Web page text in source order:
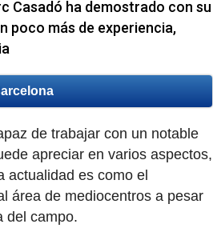
Casadó ha demostrado con su
poco más de experiencia,
de trabajar con un notable
apreciar en varios aspectos,
actualidad es como el
área de mediocentros a pesar
del campo.